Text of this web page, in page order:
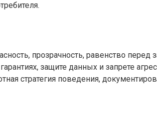
прозрачность, равенство перед
защите данных и запрете
стратегия поведения,